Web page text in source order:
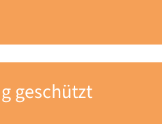
geschützt